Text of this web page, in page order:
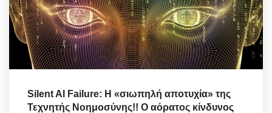
Silent AI Failure: Η «σιωπηλή αποτυχία» της
Τεχνητής Νοημοσύνης!! Ο αόρατος κίνδυνος